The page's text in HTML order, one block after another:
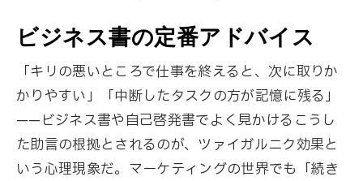
ビジネス書の定番アドバイス
「キリの悪いところで仕事を終えると、次に取りか
かりやすい」「中断したタスクの方が記憶に残る」
——ビジネス書や自己啓発書でよく見かけるこうし
た助言の根拠とされるのが、ツァイガルニク効果と
いう心理現象だ。マーケティングの世界でも「続き